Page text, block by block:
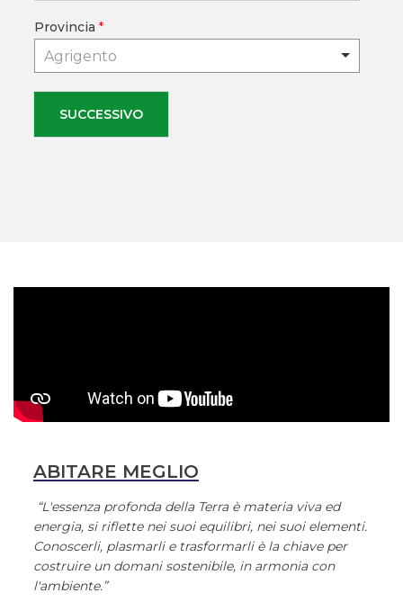
Provincia *
Agrigento
SUCCESSIVO
ABITARE MEGLIO
“L'essenza profonda della Terra è materia viva ed
energia, si riflette nei suoi equilibri, nei suoi elementi.
Conoscerli, plasmarli e trasformarli è la chiave per
costruire un domani sostenibile, in armonia con
l'ambiente.”